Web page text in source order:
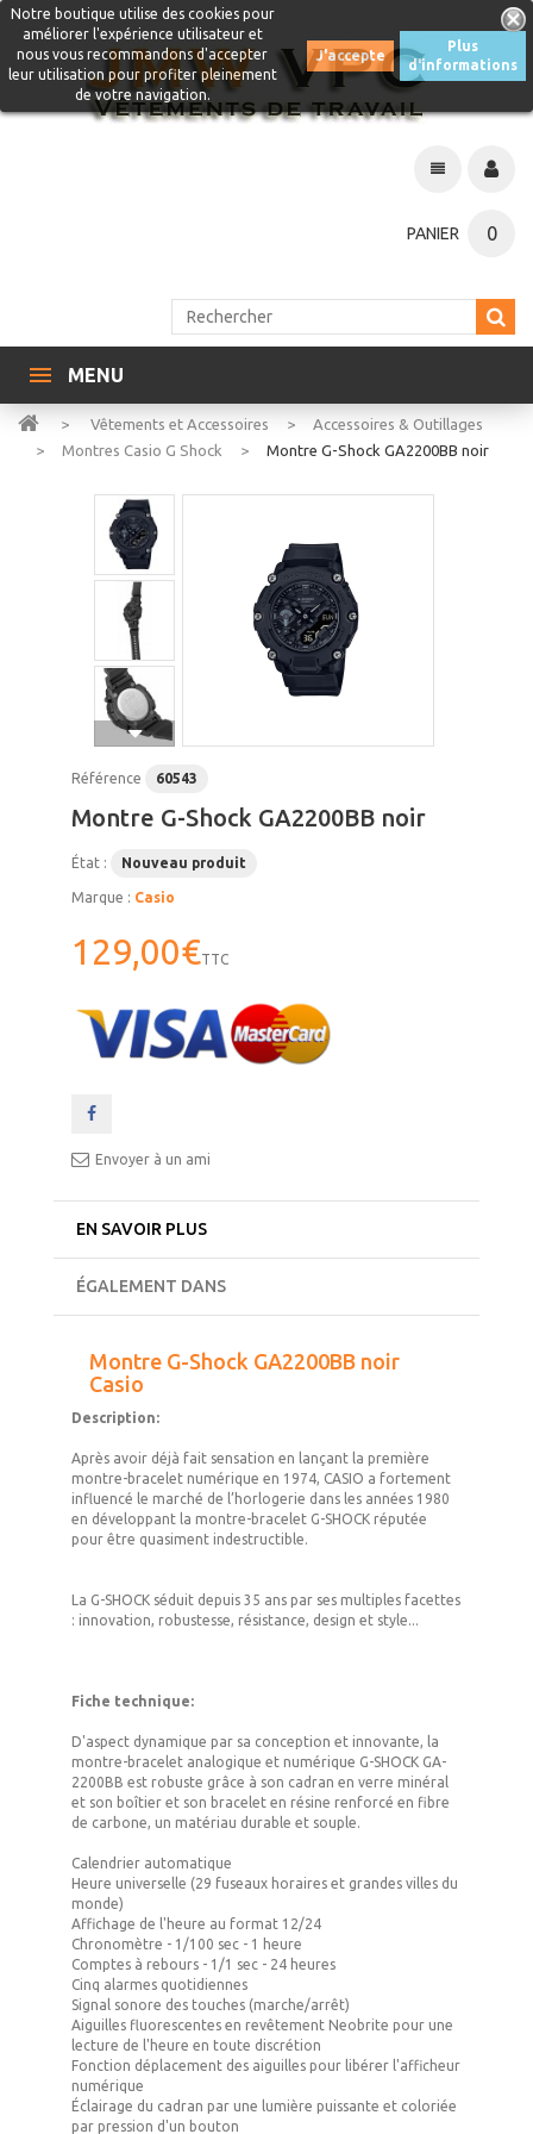
PANIER 0
Notre boutique utilise des cookies pour
améliorer l'expérience utilisateur et
nous vous recommandons d'accepter
leur utilisation pour profiter pleinement
de votre navigation.
J'accepte
Plus
d'informations
MENU
> Vêtements et Accessoires >
Accessoires & Outillages
>
Montres Casio G Shock > Montre G-Shock GA2200BB noir
Référence 60543
Montre G-Shock GA2200BB noir
État : Nouveau produit
Marque : Casio
129,00€TTC
Envoyer à un ami
EN SAVOIR PLUS
ÉGALEMENT DANS
Montre G-Shock GA2200BB noir
Casio
Description:
Après avoir déjà fait sensation en lançant la première
montre-bracelet numérique en 1974, CASIO a fortement
influencé le marché de l’horlogerie dans les années 1980
en développant la montre-bracelet G-SHOCK réputée
pour être quasiment indestructible.
La G-SHOCK séduit depuis 35 ans par ses multiples facettes
: innovation, robustesse, résistance, design et style...
Fiche technique:
D'aspect dynamique par sa conception et innovante, la
montre-bracelet analogique et numérique G-SHOCK GA-
2200BB est robuste grâce à son cadran en verre minéral
et son boîtier et son bracelet en résine renforcé en fibre
de carbone, un matériau durable et souple.
Calendrier automatique
Heure universelle (29 fuseaux horaires et grandes villes du
monde)
Affichage de l'heure au format 12/24
Chronomètre - 1/100 sec - 1 heure
Comptes à rebours - 1/1 sec - 24 heures
Cinq alarmes quotidiennes
Signal sonore des touches (marche/arrêt)
Aiguilles fluorescentes en revêtement Neobrite pour une
lecture de l'heure en toute discrétion
Fonction déplacement des aiguilles pour libérer l'afficheur
numérique
Éclairage du cadran par une lumière puissante et coloriée
par pression d'un bouton